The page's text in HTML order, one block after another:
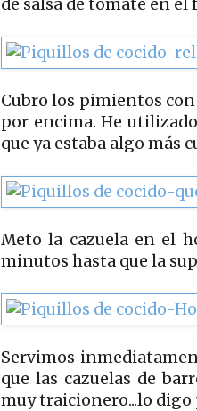
de salsa de tomate en el
Cubro los pimientos
por encima. He
que ya estaba algo más
Meto la cazuela en el
minutos hasta que la
Servimos
que las cazuelas de
muy traicionero...lo digo